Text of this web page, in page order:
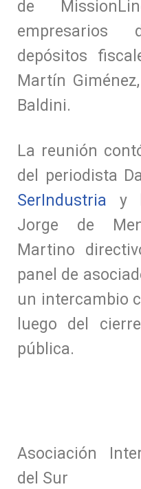
de
depósitos
Martín
Baldini.
La reunión
del periodista
SerIndustria y
Jorge de
Martino
panel de
un intercambio
luego del
pública.
Asociación
del Sur